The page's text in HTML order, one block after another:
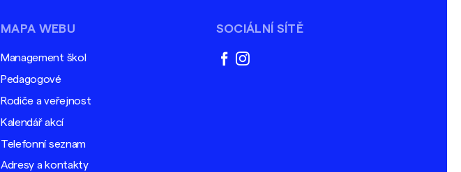
MAPA WEBU
Management škol
Pedagogové
Rodiče a veřejnost
Kalendář akcí
Telefonní seznam
Adresy a kontakty
SOCIÁLNÍ SÍTĚ
facebook
instagram